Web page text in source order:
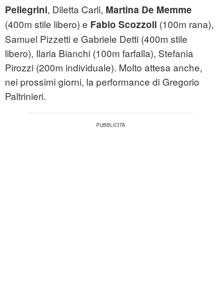
Pellegrini, Diletta Carli, Martina De Memme
(400m stile libero) e Fabio Scozzoli (100m rana),
Samuel Pizzetti e Gabriele Detti (400m stile
libero), Ilaria Bianchi (100m farfalla), Stefania
Pirozzi (200m individuale). Molto attesa anche,
nei prossimi giorni, la performance di Gregorio
Paltrinieri.